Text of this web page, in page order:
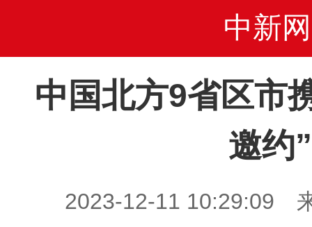
中新网
中国北方9省区市
邀约”
2023-12-11 10:29:09